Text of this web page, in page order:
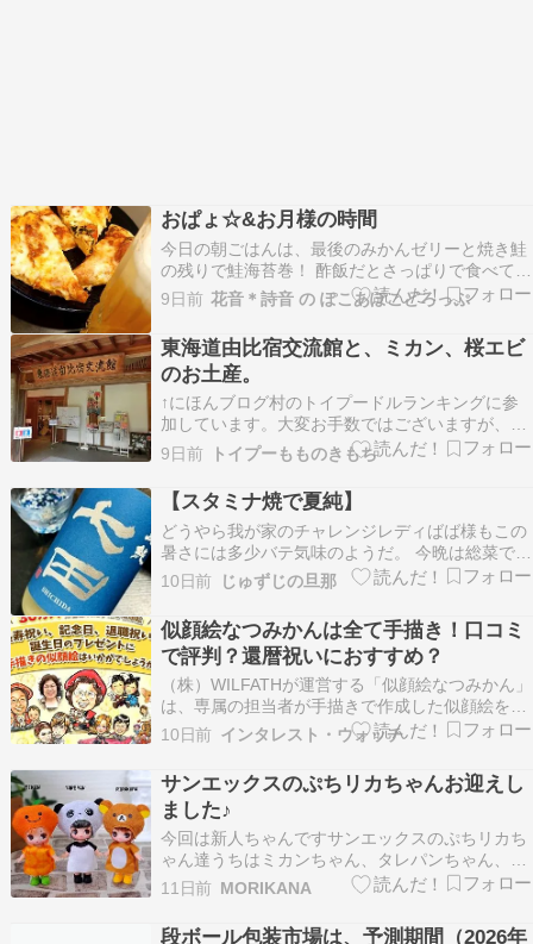
おぱょ☆&お月様の時間
今日の朝ごはんは、最後のみかんゼリーと焼き鮭
の残りで鮭海苔巻！ 酢飯だとさっぱりで食べてく
れた！ 朝お手洗いが血だらけで、えっ？！ 僕ち
んがまた切れ痔？！って思ったんだけど、本人い
わく、鼻血らしい。 うーん、便座の裏まで？ ち
ょっと様子見だけど、また見つけたら病院。 今日
はかなり…
9日前 花音＊詩音 の ぽこあぽこどろっぷ
東海道由比宿交流館と、ミカン、桜エビ
のお土産。
↑にほんブログ村のトイプードルランキングに参
加しています。大変お手数ではございますが、上
のももちゃんの写真を、やさしく「ぽち」っと押
して、読み初めてくださいね。。誠に申し訳ござ
いませんが、コメント返し出来ない事お許しくだ
さい。訪問履歴やコメントが残っている方のブロ
グには、読み逃…
9日前 トイプーもものきもち
【スタミナ焼で夏純】
どうやら我が家のチャレンジレディばば様もこの
暑さには多少バテ気味のようだ。 今晩は総菜でい
い？ 私としては何ら問題が無い。 そもそも私も
バテ気味。 食事にありつけるだけでありがたいか
ぎり。 今宵も少し愛して、、、ポチッ！ ⇒ 人気
ブログランキングへ もっとも私には百薬の長、今
宵…
10日前 じゅずじの旦那
似顔絵なつみかんは全て手描き！口コミ
で評判？還暦祝いにおすすめ？
（株）WILFATHが運営する「似顔絵なつみかん」
は、専属の担当者が手描きで作成した似顔絵を作
成するサービスです。 還暦などの長寿祝い、各種
記念日、退職祝い、誕生日、結婚式など、さまざ
まなシーンで役立ちます。 似顔絵なつ […]
10日前 インタレスト・ウォッチ
サンエックスのぷちリカちゃんお迎えし
ました♪
今回は新人ちゃんですサンエックスのぷちリカち
ゃん達うちはミカンちゃん、タレパンちゃん、リ
ラクマちゃんをお迎えしました～可愛いーっっ特
にタレパンちゃんは私の青春時代に流行ったキャ
ラクターでもあるし、黒髪のぷちリカちゃんとい
11日前 MORIKANA
段ボール包装市場は、予測期間（2026年